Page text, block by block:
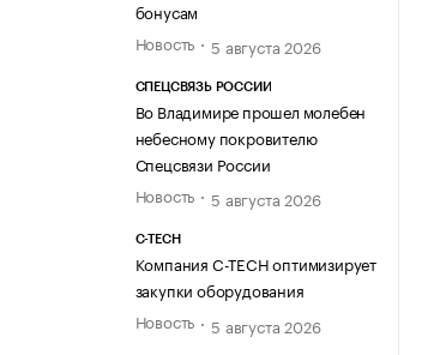
бонусам
Новость
5 августа 2026
СПЕЦСВЯЗЬ РОССИИ
Во Владимире прошел молебен
небесному покровителю
Спецсвязи России
Новость
5 августа 2026
C-TECH
Компания C-TECH оптимизирует
закупки оборудования
Новость
5 августа 2026